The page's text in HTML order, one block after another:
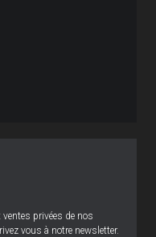
privées de nos
vous à notre newsletter.